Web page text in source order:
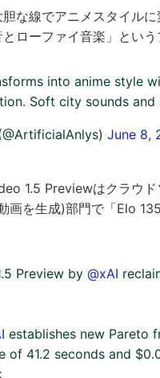
胆な線でアニメスタイル
ローファイ音楽」という
into anime style
Soft city sounds and
June 8,
1.5 Previewはクラウド
を生成)部門で「Elo
Preview by @xAI
establishes new Pareto
of 41.2 seconds and